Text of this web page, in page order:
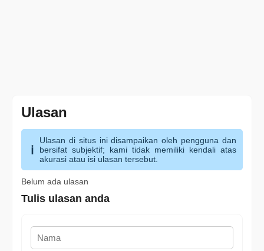
Ulasan
Ulasan di situs ini disampaikan oleh pengguna dan
bersifat subjektif; kami tidak memiliki kendali atas
akurasi atau isi ulasan tersebut.
Belum ada ulasan
Tulis ulasan anda